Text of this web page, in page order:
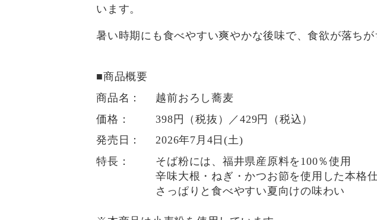
います。
暑い時期にも食べやすい爽やかな後味で、食欲が落ち
■商品概要
商品名：
越前おろし蕎麦
価格：
398円（税抜）／429円（税込）
発売日：
2026年7月4日(土)
特長：
そば粉には、福井県産原料を100％使用
辛味大根・ねぎ・かつお節を使用した本格
さっぱりと食べやすい夏向けの味わい